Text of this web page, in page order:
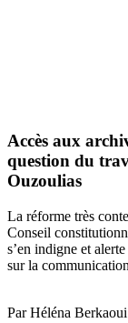
Accès aux
question du
Ouzoulias
La réforme très
Conseil
s’en indigne et
sur la
Par Héléna Berkaoui